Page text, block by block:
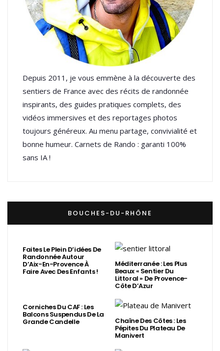
Depuis 2011, je vous emmène à la découverte des
sentiers de France avec des récits de randonnée
inspirants, des guides pratiques complets, des
vidéos immersives et des reportages photos
toujours généreux. Au menu partage, convivialité et
bonne humeur. Carnets de Rando : garanti 100%
sans IA !
BOUCHES-DU-RHÔNE
Faites Le Plein D’idées De
Randonnée Autour
D’Aix-En-Provence À
Faire Avec Des Enfants !
Méditerranée : Les Plus
Beaux « Sentier Du
Littoral » De Provence-
Côte D’Azur
Corniches Du CAF : Les
Balcons Suspendus De La
Grande Candelle Chaîne Des Côtes : Les
Pépites Du Plateau De
Manivert